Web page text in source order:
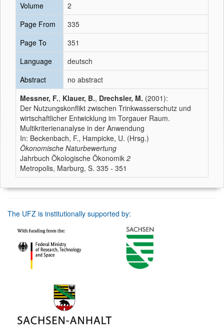
Volume
2
Page From
335
Page To
351
Language
deutsch
Abstract
no abstract
Messner, F., Klauer, B., Drechsler, M. (2001):
Der Nutzungskonflikt zwischen Trinkwasserschutz und
wirtschaftlicher Entwicklung im Torgauer Raum.
Multikriterienanalyse in der Anwendung
In: Beckenbach, F., Hampicke, U. (Hrsg.)
Ökonomische Naturbewertung
Jahrbuch Ökologische Ökonomik 2
Metropolis, Marburg, S. 335 - 351
The UFZ is institutionally supported by: